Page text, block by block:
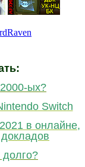
ых?
Switch
в онлайне,